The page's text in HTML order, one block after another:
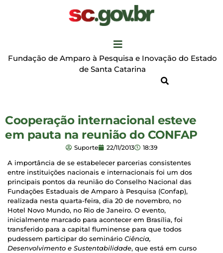
Fundação de Amparo à Pesquisa e Inovação do Estado
de Santa Catarina
Cooperação internacional esteve
em pauta na reunião do CONFAP
Suporte 22/11/2013 18:39
A importância de se estabelecer parcerias consistentes
entre instituições nacionais e internacionais foi um dos
principais pontos da reunião do Conselho Nacional das
Fundações Estaduais de Amparo à Pesquisa (Confap),
realizada nesta quarta-feira, dia 20 de novembro, no
Hotel Novo Mundo, no Rio de Janeiro. O evento,
inicialmente marcado para acontecer em Brasília, foi
transferido para a capital fluminense para que todos
pudessem participar do seminário Ciência,
Desenvolvimento e Sustentabilidade, que está em curso